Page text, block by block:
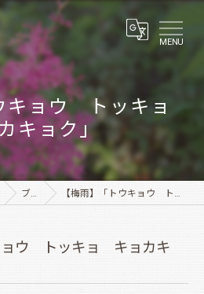
MENU
ウキョウ トッキョ
キョク」
ブログ 【梅雨】「トウキョウ トッキョ キョカキョク」
ョウ トッキョ キョカキ